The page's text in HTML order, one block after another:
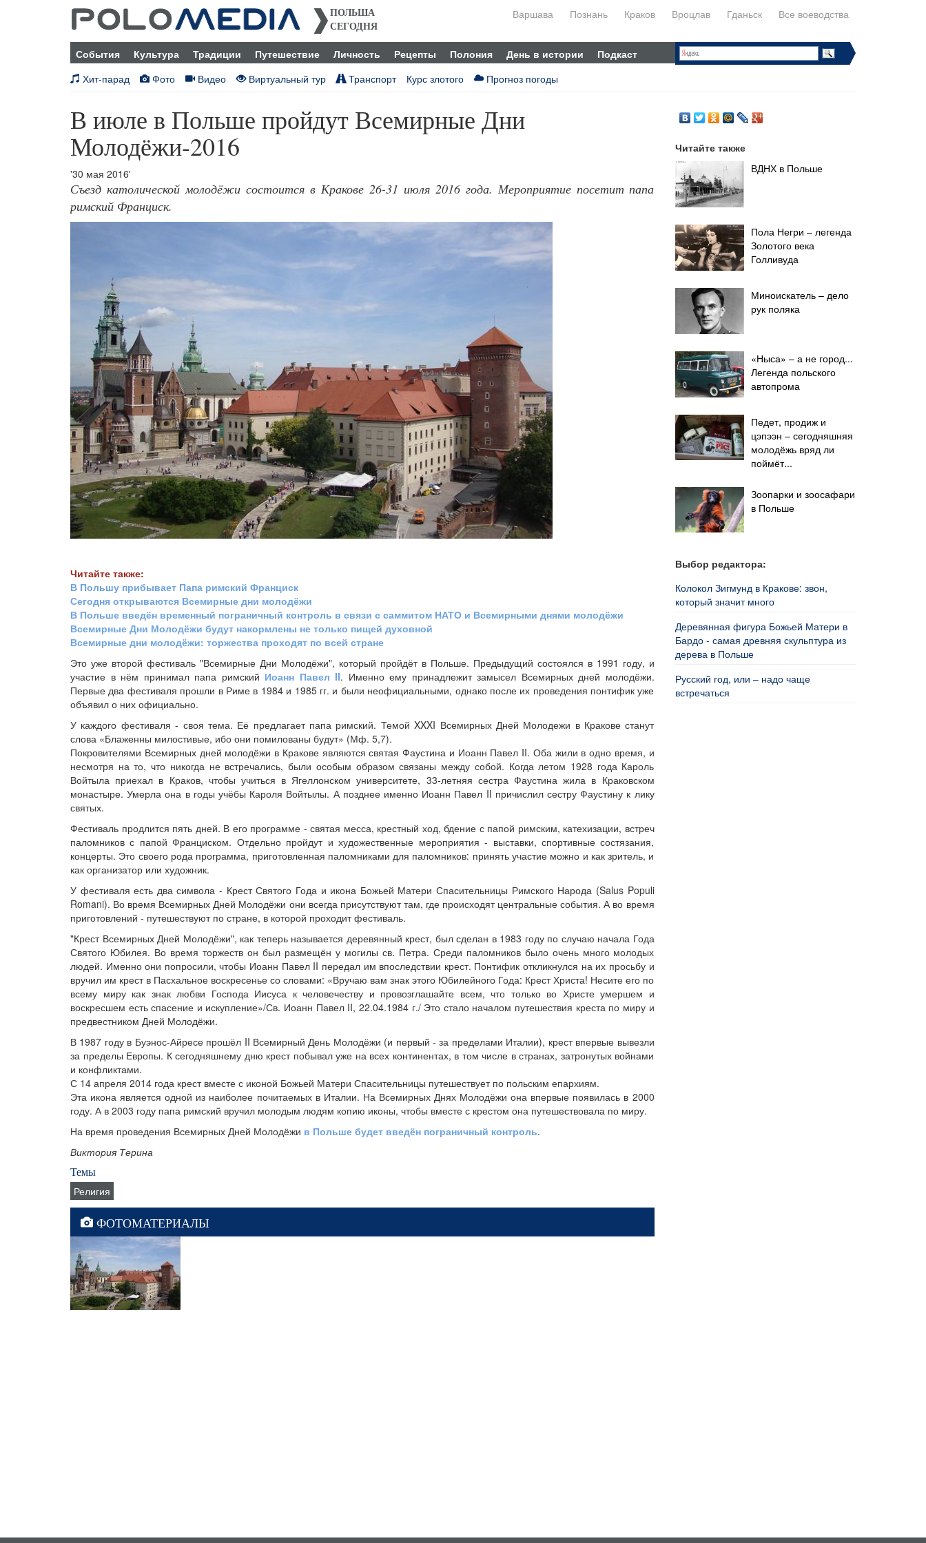
ПОЛЬША
СЕГОДНЯ
Варшава Познань Краков Вроцлав Гданьск Все воеводства
События Культура Традиции Путешествие Личность Рецепты Полония День в истории
Подкаст
Хит-парад
Фото Видео Виртуальный тур Транспорт Курс злотого Прогноз погоды
В июле в Польше пройдут Всемирные Дни
Молодёжи-2016
'30 мая 2016'
Съезд католической молодёжи состоится в Кракове 26-31 июля 2016 года. Мероприятие посетит папа
римский Франциск.
Читайте также:
В Польшу прибывает Папа римский Франциск
Сегодня открываются Всемирные дни молодёжи
В Польше введён временный пограничный контроль в связи с саммитом НАТО и Всемирными днями молодёжи
Всемирные Дни Молодёжи будут накормлены не только пищей духовной
Всемирные дни молодёжи: торжества проходят по всей стране
Это уже второй фестиваль "Всемирные Дни Молодёжи", который пройдёт в Польше. Предыдущий состоялся в 1991 году, и
участие в нём принимал папа римский Иоанн Павел II. Именно ему принадлежит замысел Всемирных дней молодёжи.
Первые два фестиваля прошли в Риме в 1984 и 1985 гг. и были неофициальными, однако после их проведения понтифик уже
объявил о них официально.
У каждого фестиваля - своя тема. Её предлагает папа римский. Темой XXXI Всемирных Дней Молодежи в Кракове станут
слова «Блаженны милостивые, ибо они помилованы будут» (Мф. 5,7).
Покровителями Всемирных дней молодёжи в Кракове являются святая Фаустина и Иоанн Павел II. Оба жили в одно время, и
несмотря на то, что никогда не встречались, были особым образом связаны между собой. Когда летом 1928 года Кароль
Войтыла приехал в Краков, чтобы учиться в Ягеллонском университете, 33-летняя сестра Фаустина жила в Краковском
монастыре. Умерла она в годы учёбы Кароля Войтылы. А позднее именно Иоанн Павел II причислил сестру Фаустину к лику
святых.
Фестиваль продлится пять дней. В его программе - святая месса, крестный ход, бдение с папой римским, катехизации, встреч
паломников с папой Франциском. Отдельно пройдут и художественные мероприятия - выставки, спортивные состязания,
концерты. Это своего рода программа, приготовленная паломниками для паломников: принять участие можно и как зритель, и
как организатор или художник.
У фестиваля есть два символа - Крест Святого Года и икона Божьей Матери Спасительницы Римского Народа (Salus Populi
Romani). Во время Всемирных Дней Молодёжи они всегда присутствуют там, где происходят центральные события. А во время
приготовлений - путешествуют по стране, в которой проходит фестиваль.
"Крест Всемирных Дней Молодёжи", как теперь называется деревянный крест, был сделан в 1983 году по случаю начала Года
Святого Юбилея. Во время торжеств он был размещён у могилы св. Петра. Среди паломников было очень много молодых
людей. Именно они попросили, чтобы Иоанн Павел II передал им впоследствии крест. Понтифик откликнулся на их просьбу и
вручил им крест в Пасхальное воскресенье со словами: «Вручаю вам знак этого Юбилейного Года: Крест Христа! Несите его по
всему миру как знак любви Господа Иисуса к человечеству и провозглашайте всем, что только во Христе умершем и
воскресшем есть спасение и искупление»/Св. Иоанн Павел II, 22.04.1984 г./ Это стало началом путешествия креста по миру и
предвестником Дней Молодёжи.
В 1987 году в Буэнос-Айресе прошёл II Всемирный День Молодёжи (и первый - за пределами Италии), крест впервые вывезли
за пределы Европы. К сегодняшнему дню крест побывал уже на всех континентах, в том числе в странах, затронутых войнами
и конфликтами.
С 14 апреля 2014 года крест вместе с иконой Божьей Матери Спасительницы путешествует по польским епархиям.
Эта икона является одной из наиболее почитаемых в Италии. На Всемирных Днях Молодёжи она впервые появилась в 2000
году. А в 2003 году папа римский вручил молодым людям копию иконы, чтобы вместе с крестом она путешествовала по миру.
На время проведения Всемирных Дней Молодёжи в Польше будет введён пограничный контроль.
Виктория Терина
Темы
Религия
ФОТОМАТЕРИАЛЫ
Читайте также
ВДНХ в Польше
Пола Негри – легенда
Золотого века
Голливуда
Миноискатель – дело
рук поляка
«Ныса» – а не город...
Легенда польского
автопрома
Педет, продиж и
цэпээн – сегодняшняя
молодёжь вряд ли
поймёт...
Зоопарки и зоосафари
в Польше
Выбор редактора:
Колокол Зигмунд в Кракове: звон,
который значит много
Деревянная фигура Божьей Матери в
Бардо - самая древняя скульптура из
дерева в Польше
Русский год, или – надо чаще
встречаться